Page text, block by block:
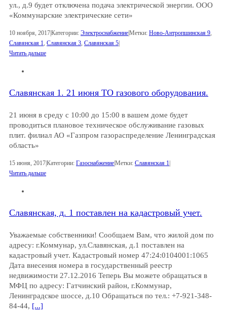
ул., д.9 будет отключена подача электрической энергии. ООО
«Коммунарские электрические сети»
10 ноября, 2017Категории: ЭлектроснабжениеМетки: Ново-Антропшинская 9,
Славянская 1, Славянская 3, Славянская 5
Читать дальше
Славянская 1. 21 июня ТО газового оборудования.
21 июня в среду с 10:00 до 15:00 в вашем доме будет
проводиться плановое техническое обслуживание газовых
плит. филиал АО «Газпром газораспределение Ленинградская
область»
15 июня, 2017Категории: ГазоснабжениеМетки: Славянская 1
Читать дальше
Славянская, д. 1 поставлен на кадастровый учет.
Уважаемые собственники! Сообщаем Вам, что жилой дом по
адресу: г.Коммунар, ул.Славянская, д.1 поставлен на
кадастровый учет. Кадастровый номер 47:24:0104001:1065
Дата внесения номера в государственный реестр
недвижимости 27.12.2016 Теперь Вы можете обращаться в
МФЦ по адресу: Гатчинский район, г.Коммунар,
Ленинградское шоссе, д.10 Обращаться по тел.: +7-921-348-
84-44, [...]